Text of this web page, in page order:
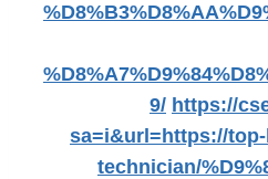
9/ https://
sa=i&url=https://
technician/